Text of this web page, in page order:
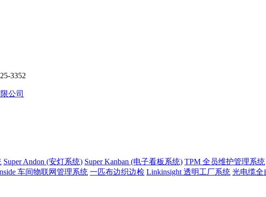
3352
Super Andon (安灯系统) Super Kanban (电子看板系统) TPM 全员维护管理系统
车间物联网管理系统 一匹布边织边检 Linkinsight 透明工厂系统 光电缆全